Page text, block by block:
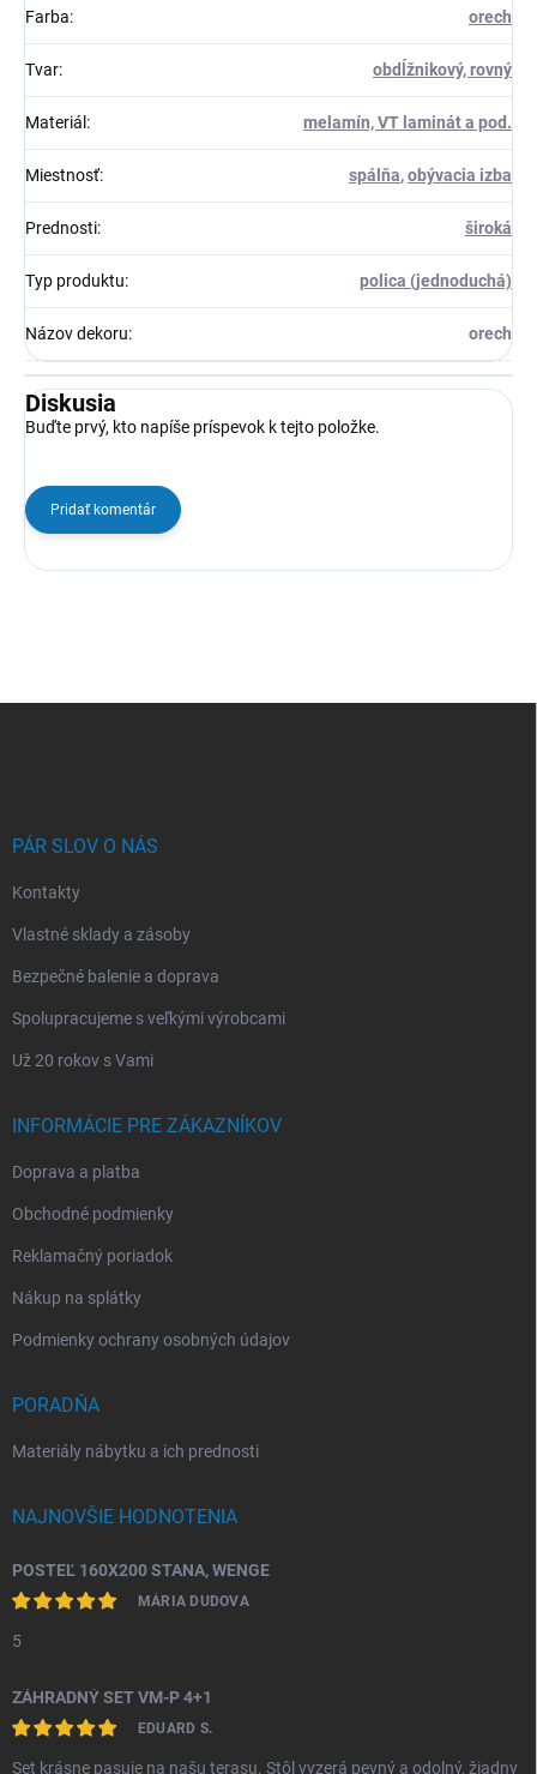
Farba: orech
Tvar: obdĺžnikový, rovný
Materiál : melamín, VT laminát a pod.
Miestnosť: spálňa,obývacia izba
Prednosti: široká
Typ produktu: polica (jednoduchá)
Názov dekoru: orech
Diskusia
Buďte prvý, kto napíše príspevok k tejto položke.
Pridať komentár
PÁR SLOV O NÁS
Kontakty
Vlastné sklady a zásoby
Bezpečné balenie a doprava
Spolupracujeme s veľkými výrobcami
Už 20 rokov s Vami
INFORMÁCIE PRE ZÁKAZNÍKOV
Doprava a platba
Obchodné podmienky
Reklamačný poriadok
Nákup na splátky
Podmienky ochrany osobných údajov
PORADŇA
Materiály nábytku a ich prednosti
NAJNOVŠIE HODNOTENIA
POSTEĽ 160X200 STANA, WENGE
MÁRIA DUDOVA
5
ZÁHRADNÝ SET VM-P 4+1
EDUARD S.
Set krásne pasuje na našu terasu. Stôl vyzerá pevný a odolný, žiadny